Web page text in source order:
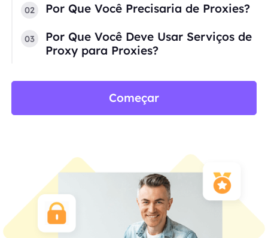
02 Por Que Você Precisaria de Proxies?
03
Por Que Você Deve Usar Serviços de
Proxy para Proxies?
Começar